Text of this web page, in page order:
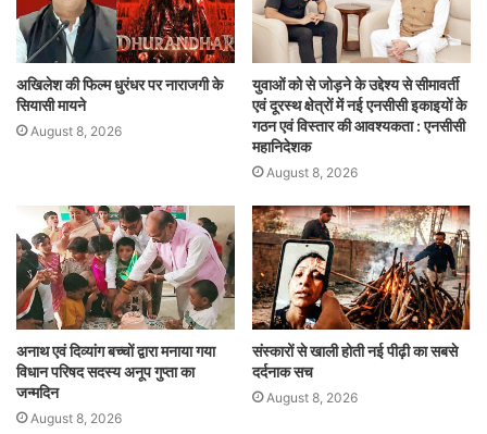
अखिलेश की फिल्म धुरंधर पर नाराजगी के
सियासी मायने
August 8, 2026
युवाओं को से जोड़ने के उद्देश्य से सीमावर्ती
एवं दूरस्थ क्षेत्रों में नई एनसीसी इकाइयों के
गठन एवं विस्तार की आवश्यकता : एनसीसी
महानिदेशक
August 8, 2026
अनाथ एवं दिव्यांग बच्चों द्वारा मनाया गया
विधान परिषद सदस्य अनूप गुप्ता का
जन्मदिन
August 8, 2026
संस्कारों से खाली होती नई पीढ़ी का सबसे
दर्दनाक सच
August 8, 2026